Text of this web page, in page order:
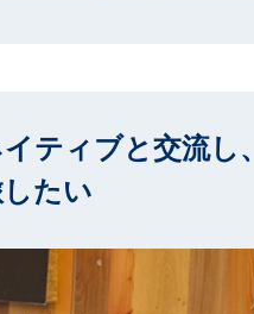
ティブと交流し、
たい